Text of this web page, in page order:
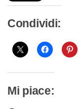
Condividi:
Mi piace: